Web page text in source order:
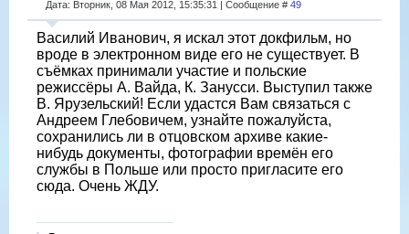
Дата: Вторник, 08 Мая 2012, 15:35:31 | Сообщение # 49
Василий Иванович, я искал этот докфильм, но
вроде в электронном виде его не существует. В
съёмках принимали участие и польские
режиссёры А. Вайда, К. Занусси. Выступил также
В. Ярузельский! Если удастся Вам связаться с
Андреем Глебовичем, узнайте пожалуйста,
сохранились ли в отцовском архиве какие-
нибудь документы, фотографии времён его
службы в Польше или просто пригласите его
сюда. Очень ЖДУ.